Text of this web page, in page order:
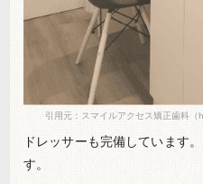
引用元：スマイルアクセス矯正歯科（
ドレッサーも完備しています
す。